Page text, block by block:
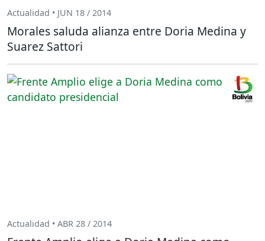
Actualidad • JUN 18 / 2014
Morales saluda alianza entre Doria Medina y
Suarez Sattori
Actualidad • ABR 28 / 2014